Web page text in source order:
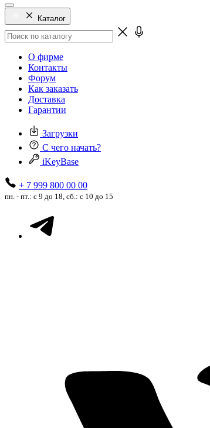
Каталог
О фирме
Контакты
Форум
Как заказать
Доставка
Гарантии
Загрузки
С чего начать?
iKeyBase
+ 7 999 800 00 00
пн. - пт.: с 9 до 18, сб.: с 10 до 15